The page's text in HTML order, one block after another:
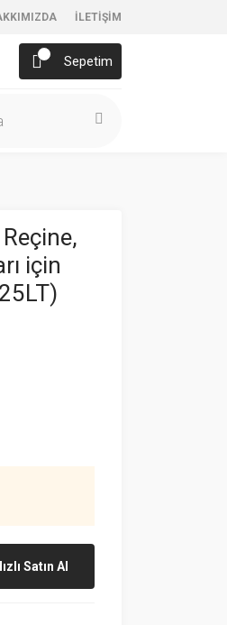
İLETİŞİM
Sepetim
için
Satın Al